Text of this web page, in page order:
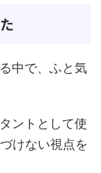
中で、ふと気
ントとして使
けない視点を